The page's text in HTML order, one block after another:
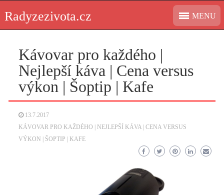
content
Radyzezivota.cz MENU
Kávovar pro každého |
Nejlepší káva | Cena versus
výkon | Šoptip | Kafe
13.7.2017
KÁVOVAR PRO KAŽDÉHO | NEJLEPŠÍ KÁVA | CENA VERSUS
VÝKON | ŠOPTIP | KAFE